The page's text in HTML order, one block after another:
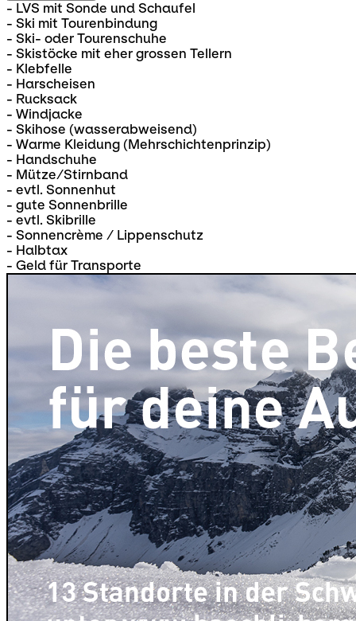
- LVS mit Sonde und Schaufel
- Ski mit Tourenbindung
- Ski- oder Tourenschuhe
- Skistöcke mit eher grossen Tellern
- Klebfelle
- Harscheisen
- Rucksack
- Windjacke
- Skihose (wasserabweisend)
- Warme Kleidung (Mehrschichtenprinzip)
- Handschuhe
- Mütze/Stirnband
- evtl. Sonnenhut
- gute Sonnenbrille
- evtl. Skibrille
- Sonnencrème / Lippenschutz
- Halbtax
- Geld für Transporte